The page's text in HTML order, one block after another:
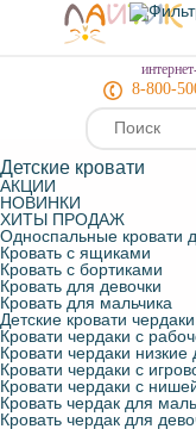
МЕНЮ
8-800-
Детские кровати
АКЦИИ
НОВИНКИ
ХИТЫ ПРОДАЖ
Односпальные кровати
Кровать с ящиками
Кровать с бортиками
Кровать для девочки
Кровать для мальчика
Детские кровати чердаки
Кровати чердаки с
Кровати чердаки
Кровати чердаки с
Кровати чердаки с
Кровать чердак для
Кровать чердак для